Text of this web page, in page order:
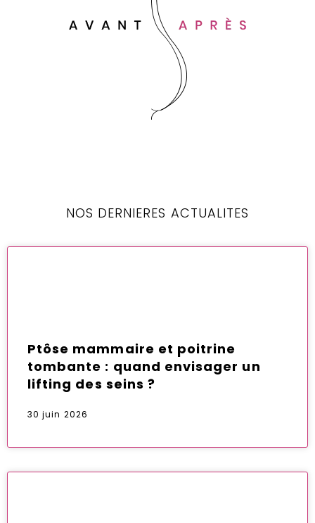
NOS DERNIERES ACTUALITES
Ptôse mammaire et poitrine
tombante : quand envisager un
lifting des seins ?
30 juin 2026